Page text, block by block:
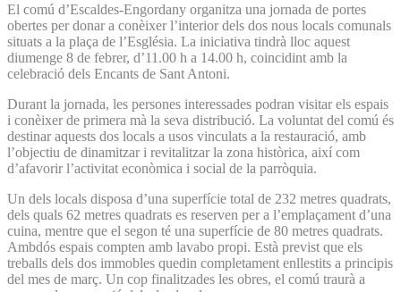
El comú d’Escaldes-Engordany organitza una jornada de portes
obertes per donar a conèixer l’interior dels dos nous locals comunals
situats a la plaça de l’Església. La iniciativa tindrà lloc aquest
diumenge 8 de febrer, d’11.00 h a 14.00 h, coincidint amb la
celebració dels Encants de Sant Antoni.
Durant la jornada, les persones interessades podran visitar els espais
i conèixer de primera mà la seva distribució. La voluntat del comú és
destinar aquests dos locals a usos vinculats a la restauració, amb
l’objectiu de dinamitzar i revitalitzar la zona històrica, així com
d’afavorir l’activitat econòmica i social de la parròquia.
Un dels locals disposa d’una superfície total de 232 metres quadrats,
dels quals 62 metres quadrats es reserven per a l’emplaçament d’una
cuina, mentre que el segon té una superfície de 80 metres quadrats.
Ambdós espais compten amb lavabo propi. Està previst que els
treballs dels dos immobles quedin completament enllestits a principis
del mes de març. Un cop finalitzades les obres, el comú traurà a